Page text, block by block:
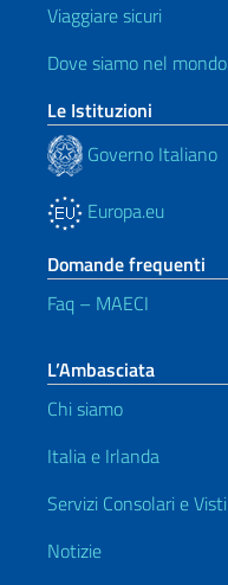
Viaggiare sicuri
Dove siamo nel mondo
Le Istituzioni
Governo Italiano
Europa.eu
Domande frequenti
Faq – MAECI
L’Ambasciata
Chi siamo
Italia e Irlanda
Servizi Consolari e Visti
Notizie